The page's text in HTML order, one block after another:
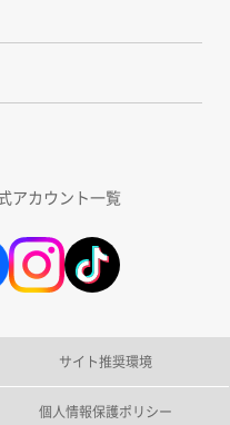
アカウント一覧
サイト推奨環境
個人情報保護ポリシー